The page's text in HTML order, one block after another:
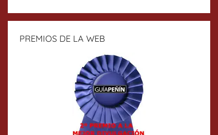
PREMIOS DE LA WEB